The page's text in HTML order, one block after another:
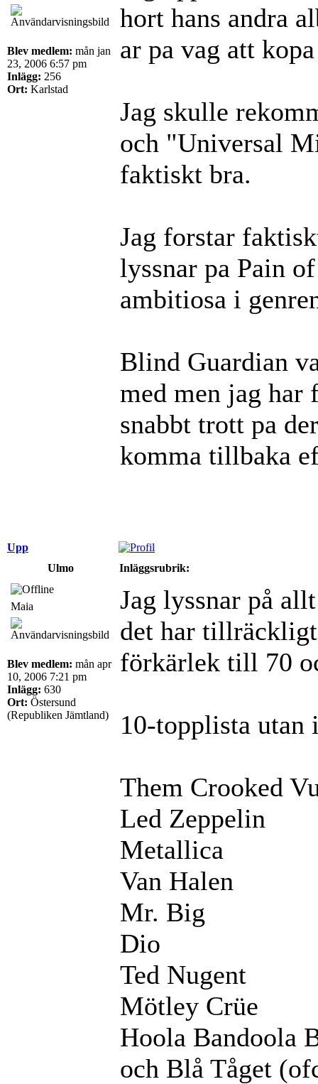
Blev medlem: mån jan
23, 2006 6:57 pm
Inlägg: 256
Ort: Karlstad
hort hans andra
ar pa vag att
Jag skulle
och "Universal
faktiskt bra.
Jag forstar
lyssnar pa Pain
ambitiosa i
Blind Guardian
med men jag
snabbt trott pa
komma tillbaka
Upp
Ulmo
Inläggsrubrik:
Maia
Blev medlem: mån apr
10, 2006 7:21 pm
Inlägg: 630
Ort: Östersund
(Republiken Jämtland)
Jag lyssnar på
det har
förkärlek till 70
10-topplista utan
Them Crooked
Led Zeppelin
Metallica
Van Halen
Mr. Big
Dio
Ted Nugent
Mötley Crüe
Hoola Bandoola
och Blå Tåget